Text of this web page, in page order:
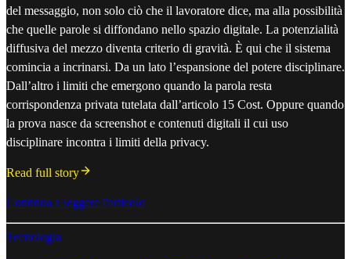
del messaggio, non solo ciò che il lavoratore dice, ma alla possibilità
che quelle parole si diffondano nello spazio digitale. La potenzialità
diffusiva del mezzo diventa criterio di gravità. È qui che il sistema
comincia a incrinarsi. Da un lato l’espansione del potere disciplinare.
Dall’altro i limiti che emergono quando la parola resta
corrispondenza privata tutelata dall’articolo 15 Cost. Oppure quando
la prova nasce da screenshot e contenuti digitali il cui uso
disciplinare incontra i limiti della privacy.
Read full story
Continua a leggere l'articolo
Tecnologia